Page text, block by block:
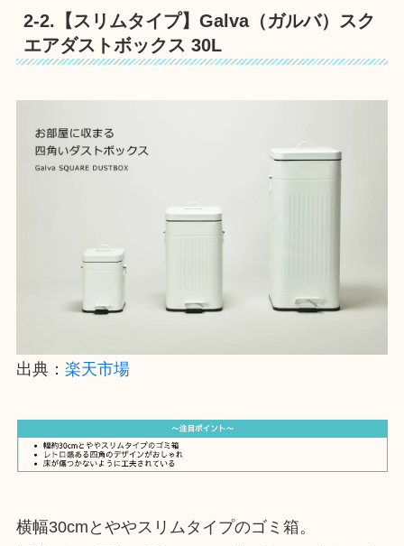
2-2.【スリムタイプ】Galva（ガルバ）スク
エアダストボックス 30L
出典： 楽天市場
横幅30cmとややスリムタイプのゴミ箱。